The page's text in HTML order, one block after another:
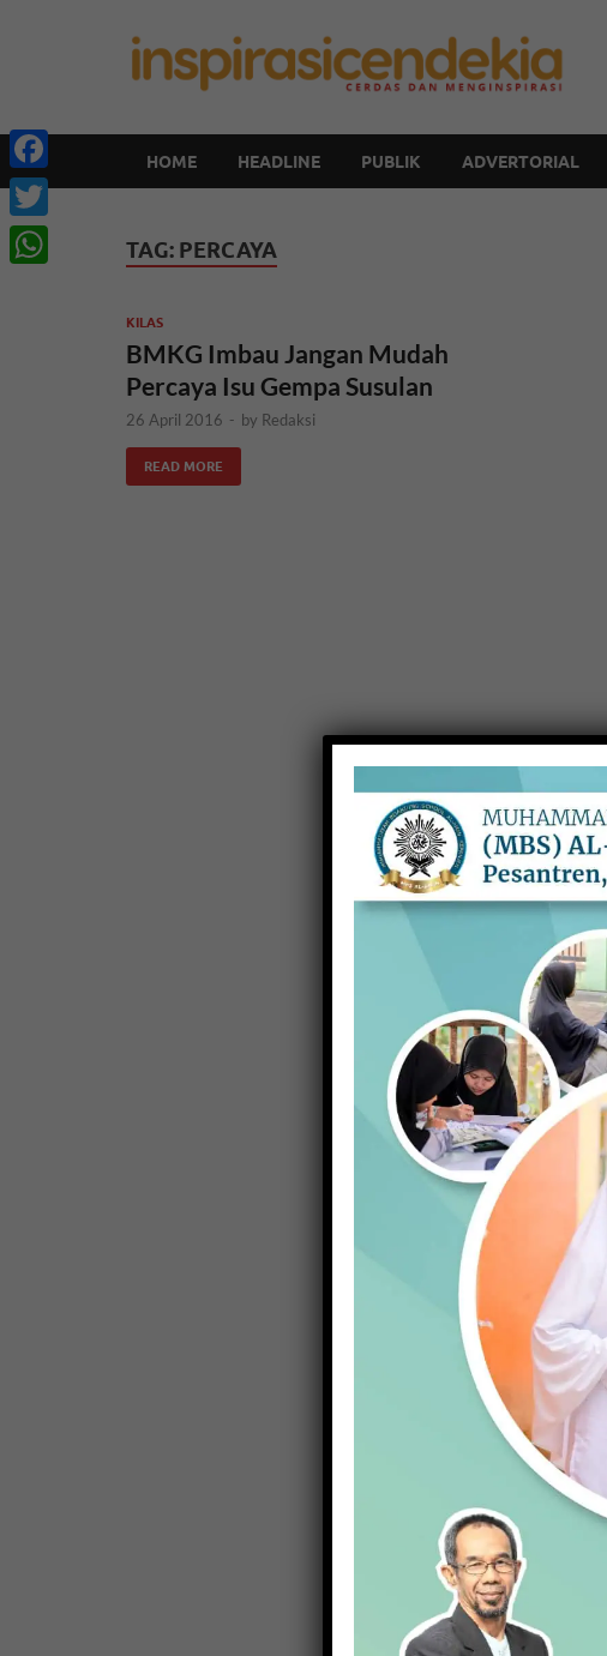
HOME HEADLINE PUBLIK ADVERTORIAL
TAG: PERCAYA
KILAS
BMKG Imbau Jangan Mudah
Percaya Isu Gempa Susulan
26 April 2016 - by Redaksi
READ MORE
Facebook
Twitter